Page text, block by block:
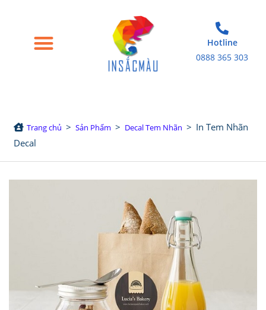
Hotline
0888 365 303
Trang chủ > Sản Phẩm > Decal Tem Nhãn > In Tem Nhãn
Decal